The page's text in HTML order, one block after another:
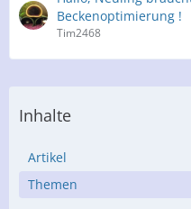
Beckenoptimierung !
Tim2468
Inhalte
Artikel
Themen